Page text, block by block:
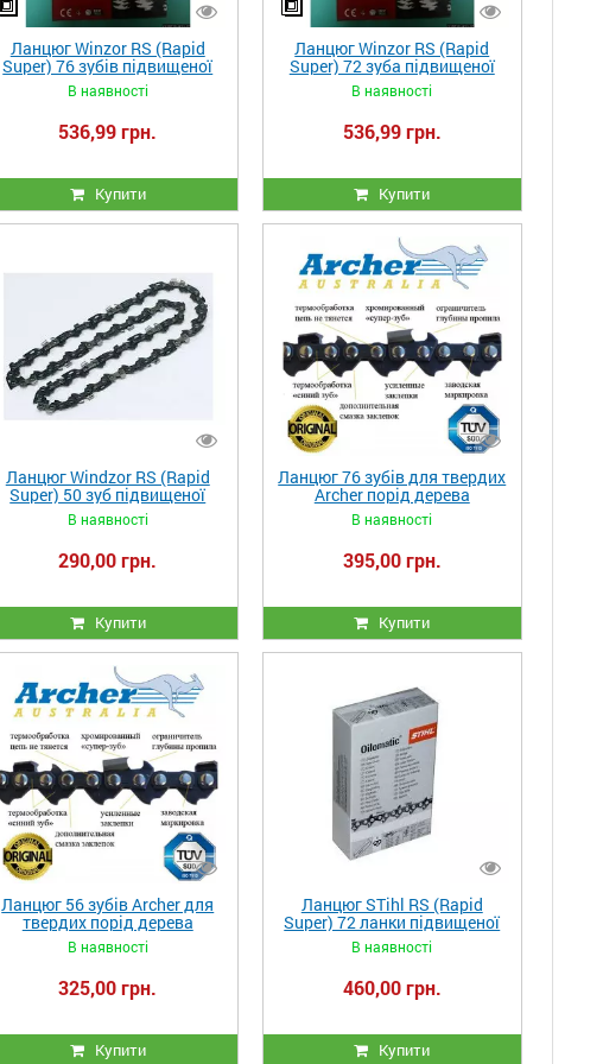
Ланцюг Winzor RS (Rapid
Super) 76 зубів підвищеної
міцності на шину 50 см
В наявності
536,99 грн.
Купити
Ланцюг Winzor RS (Rapid
Super) 72 зуба підвищеної
міцності на шину 45 см
В наявності
536,99 грн.
Купити
Ланцюг Windzor RS (Rapid
Super) 50 зуб підвищеної
міцності на шину 35см
В наявності
290,00 грн.
Купити
Ланцюг 76 зубів для твердих
Archer порід дерева
В наявності
395,00 грн.
Купити
Ланцюг 56 зубів Archer для
твердих порід дерева
В наявності
325,00 грн.
Купити
Ланцюг STihl RS (Rapid
Super) 72 ланки підвищеної
міцності
В наявності
460,00 грн.
Купити